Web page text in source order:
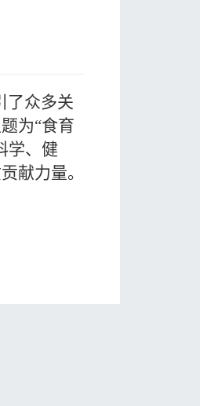
了众多关
为“食育
学、健
献力量。